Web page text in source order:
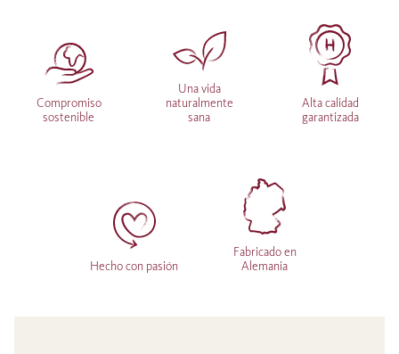
Compromiso
sostenible
Una vida
naturalmente
sana
Alta calidad
garantizada
Hecho con pasión
Fabricado en
Alemania